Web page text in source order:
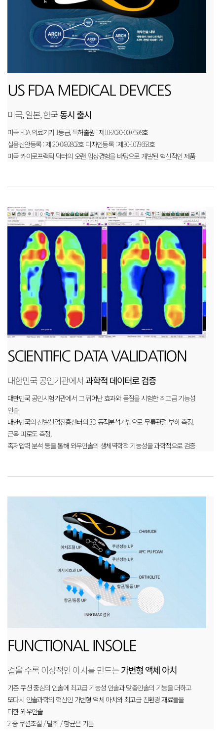
US FDA MEDICAL DEVICES
미국, 일본, 한국동시 출시
미국 FDA 의료기기 1등급, 특허출원 : 제10-2020-0097598호
실용신안등록 : 제 20-0492802호 디자인등록 : 제30-1079653호
미국 카이로프랙틱 닥터의 오랜 임상경험을 바탕으로 개발된 혁신적인 제품
SCIENTIFIC DATA VALIDATION
대한민국 공인기관에서과학적 데이터로 검증
대한민국 공인시험기관에서 그 뛰어난 효과와 품질을 시험한 최고급 기능성
인솔
대한민국의 신발산업진흥센터의 3D 동작분석기법으로 무릎관절 부하 측정,
근육 피로도 측정,
족저압력 분석 등을 통해 와우인솔의 생체역학적 기능성을 과학적으로 검증
FUNCTIONAL INSOLE
걸을 수록 이상적인 아치를 만드는가변형 액체 아치
기존 쿠션 중심의 인솔에 최고급 기능성 인솔과 맞춤인솔의 기능을 더하고
또다시 인솔과학의 혁신인 가변형 액체 아치와 최고급 친환경 재료들을
더한 와우인솔
2 중 쿠션조절 / 탈취 / 항균은 기본